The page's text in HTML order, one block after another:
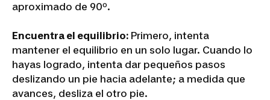
aproximado de 90º.
Encuentra el equilibrio: Primero, intenta
mantener el equilibrio en un solo lugar. Cuando lo
hayas logrado, intenta dar pequeños pasos
deslizando un pie hacia adelante; a medida que
avances, desliza el otro pie.